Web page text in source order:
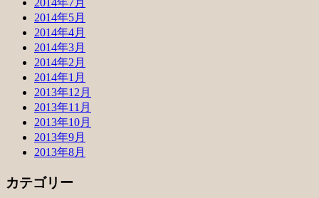
2014年7月
2014年5月
2014年4月
2014年3月
2014年2月
2014年1月
2013年12月
2013年11月
2013年10月
2013年9月
2013年8月
カテゴリー